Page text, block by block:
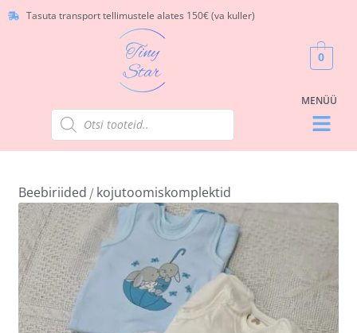
Tasuta transport tellimustele alates 150€ (va kuller)
0
Beebiriided / kojutoomiskomplektid